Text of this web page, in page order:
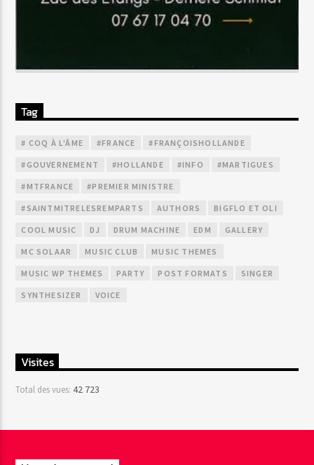
Tag
# COQ À L'ÂME #FRANCE #FRANÇOISHOLLANDE
#GOUVERNEMENT #HOLLANDE #INFO #MARTIGUES
#MTFRANCE #PREMIER MINISTRE
#SAINTMITRELESREMPARTS AUTHORS BIGFLO ET OLI
COOL MUSIC DJ DRUM MACHINE EDM GALLERY
MC SOLAAR MUSIC CLUB MUSIC THEMES
MUSIC WP THEMES PARTY POST FORMATS SINGER
SYNTHESIZER VOICE
Visites
Total des vues:42 723